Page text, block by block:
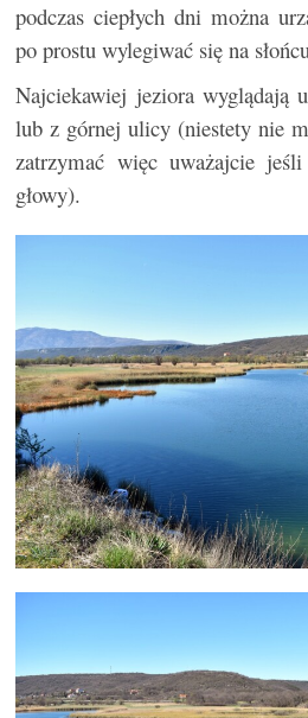
podczas ciepłych dni można
po prostu wylegiwać się na
Najciekawiej jeziora wyglądają
lub z górnej ulicy (niestety nie
zatrzymać więc uważajcie
głowy).